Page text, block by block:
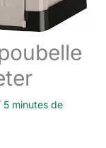
5 minutes de